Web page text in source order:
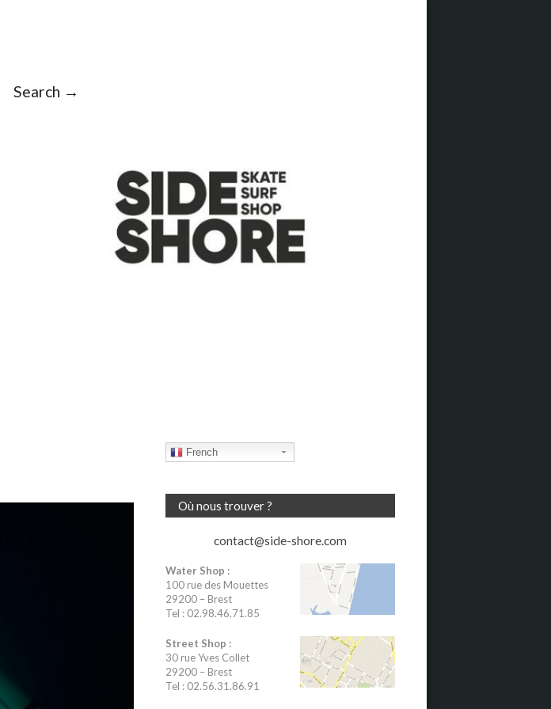
Search →
French
Où nous trouver ?
contact@side-shore.com
Water Shop :
100 rue des Mouettes
29200 – Brest
Tel : 02.98.46.71.85
Street Shop :
30 rue Yves Collet
29200 – Brest
Tel : 02.56.31.86.91